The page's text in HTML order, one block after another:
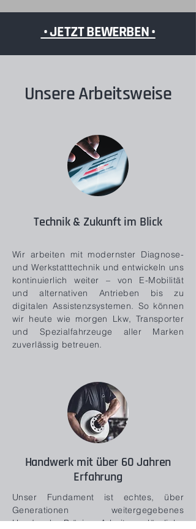
• JETZT BEWERBEN •
Unsere Arbeitsweise
Technik & Zukunft im Blick
Wir arbeiten mit modernster Diagnose-
und Werkstatttechnik und entwickeln uns
kontinuierlich weiter – von E-Mobilität
und alternativen Antrieben bis zu
digitalen Assistenzsystemen. So können
wir heute wie morgen Lkw, Transporter
und Spezialfahrzeuge aller Marken
zuverlässig betreuen.
Handwerk mit über 60 Jahren
Erfahrung
Unser Fundament ist echtes, über
Generationen weitergegebenes
Handwerk. Präzise Arbeit, verlässliche